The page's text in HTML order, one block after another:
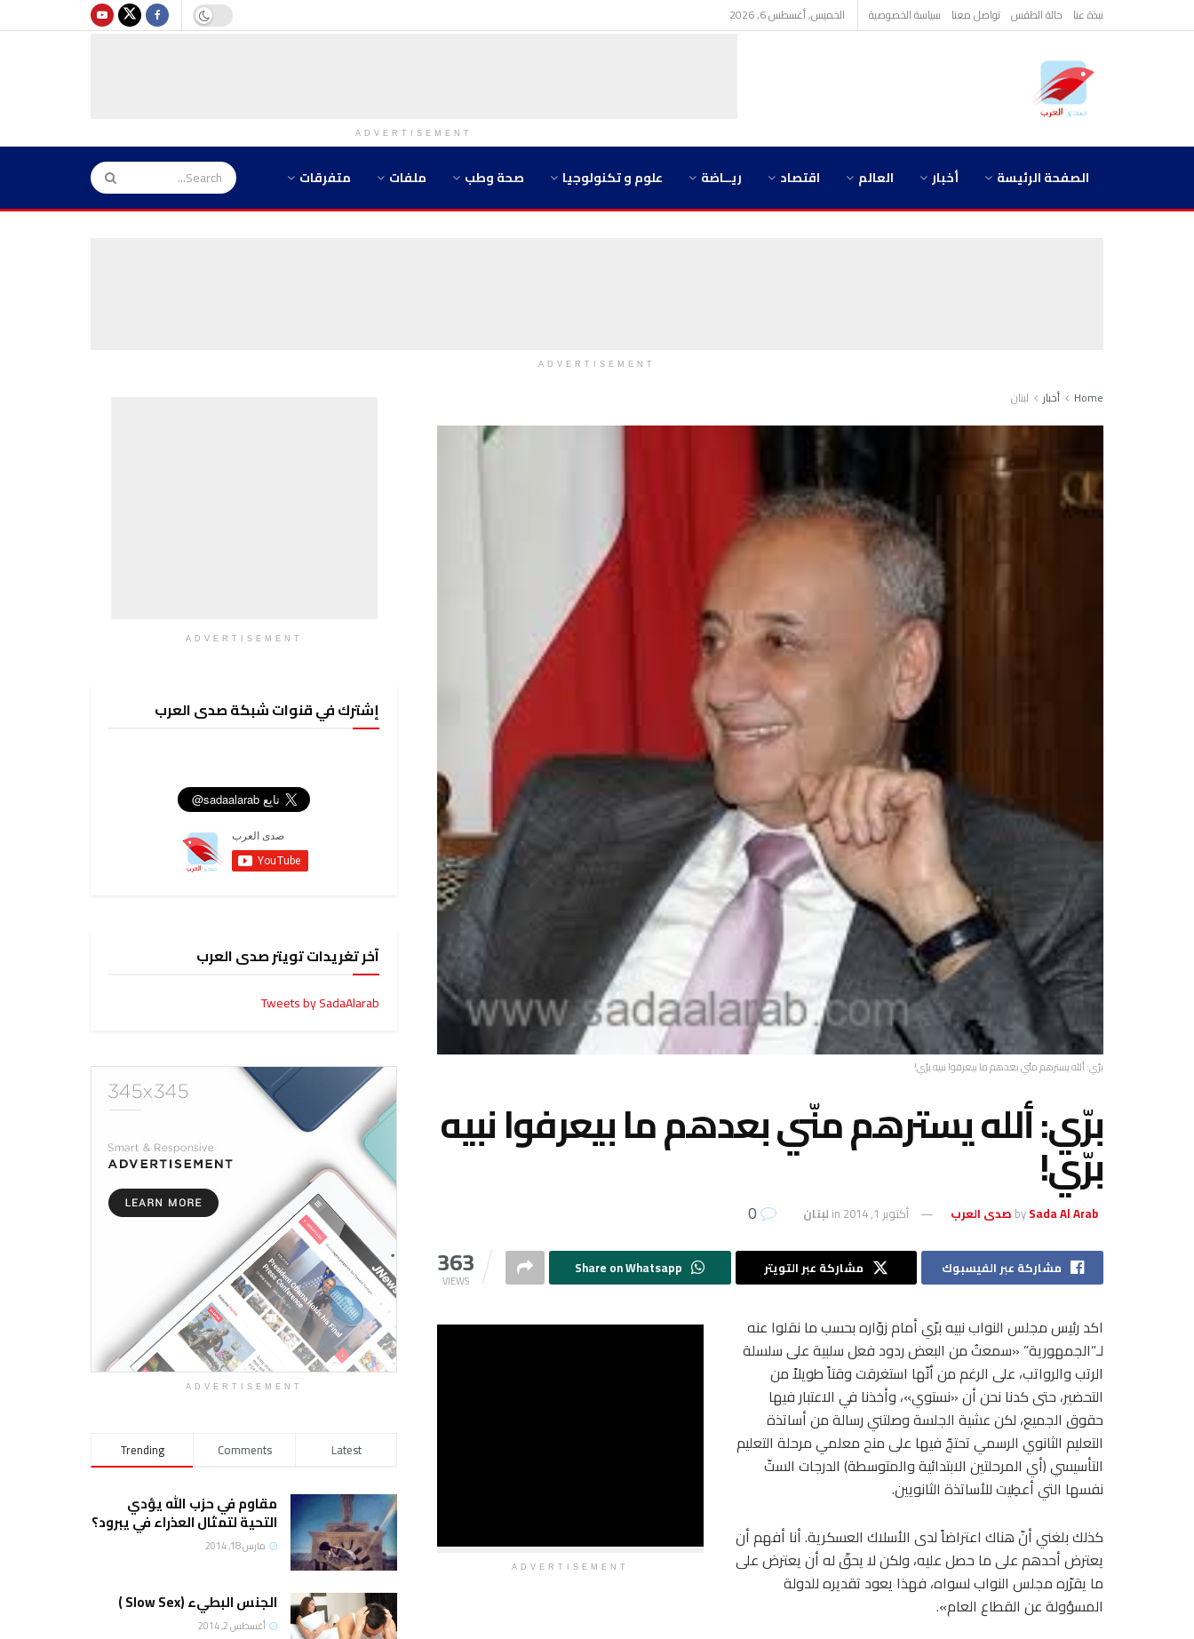
نبذة عنا حالة الطقس تواصل معنا سياسة الخصوصية الخميس, أغسطس 6, 2026
ADVERTISEMENT
الصفحة الرئيسة أخبار العالم اقتصاد ريــاضة علوم و تكنولوجيا صحة وطب ملفات متفرقات
ADVERTISEMENT
Home أخبار لبنان
برّي: ألله يسترهم منّي بعدهم ما بيعرفوا نبيه برّي!
برّي: ألله يسترهم منّي بعدهم ما بيعرفوا نبيه
برّي!
bySada Al Arab صدى العرب أكتوبر 1, 2014 in لبنان
363
VIEWS
مشاركة عبر الفيسبوك مشاركة عبر التويتر Share on Whatsapp
ADVERTISEMENT
اكد رئيس مجلس النواب نبيه برّي أمام زوّاره بحسب ما نقلوا عنه
لـ”الجمهورية” «سمعتُ من البعض ردود فعل سلبية على سلسلة
الرتب والرواتب، على الرغم من أنّها استغرقت وقتاً طويلاً من
التحضير، حتى كدنا نحن أن «نستوي»، وأخذنا في الاعتبار فيها
حقوق الجميع، لكن عشية الجلسة وصلتني رسالة من أساتذة
التعليم الثانوي الرسمي تحتجّ فيها على منح معلمي مرحلة التعليم
التأسيسي (أي المرحلتين الابتدائية والمتوسطة) الدرجات الستّ
نفسها التي أعطِيت للأساتذة الثانويين.
كذلك بلغني أنّ هناك اعتراضاً لدى الأسلاك العسكرية. أنا أفهم أن
يعترض أحدهم على ما حصل عليه، ولكن لا يحقّ له أن يعترض على
ما يقرّره مجلس النواب لسواه، فهذا يعود تقديره للدولة
المسؤولة عن القطاع العام».
ADVERTISEMENT
إشترك في قنوات شبكة صدى العرب
آخر تغريدات تويتر صدى العرب
Tweets by SadaAlarab
ADVERTISEMENT
Trending Comments Latest
مقاوم في حزب الله يؤدي
التحية لتمثال العذراء في يبرود؟
مارس 18, 2014
الجنس البطيء (Slow Sex )
أغسطس 2, 2014